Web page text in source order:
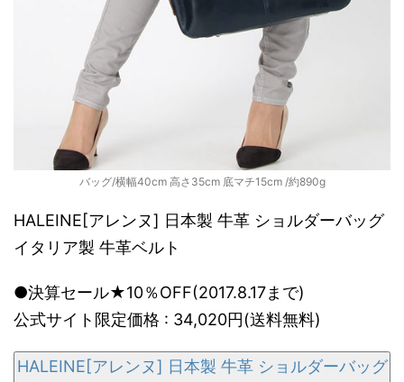
バッグ/横幅40cm 高さ35cm 底マチ15cm /約890g
HALEINE[アレンヌ] 日本製 牛革 ショルダーバッグ
イタリア製 牛革ベルト
●決算セール★10％OFF(2017.8.17まで)
公式サイト限定価格 : 34,020円(送料無料)
HALEINE[アレンヌ] 日本製 牛革 ショルダーバッグ